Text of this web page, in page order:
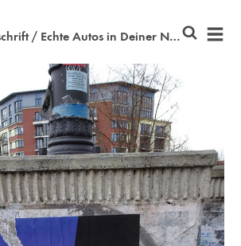
» Zeitschrift / Echte Autos in Deiner Nähe suchen Dich